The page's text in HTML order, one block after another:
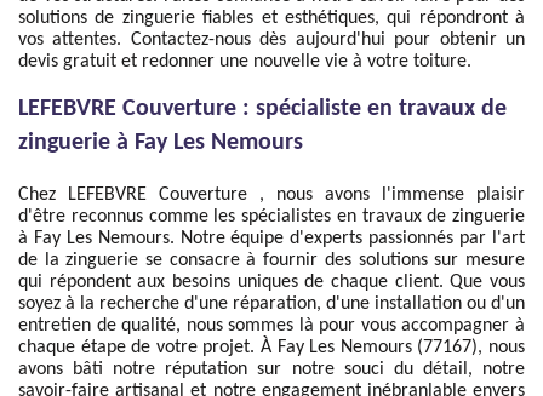
solutions de zinguerie fiables et esthétiques, qui répondront à
vos attentes. Contactez-nous dès aujourd'hui pour obtenir un
devis gratuit et redonner une nouvelle vie à votre toiture.
LEFEBVRE Couverture : spécialiste en travaux de
zinguerie à Fay Les Nemours
Chez LEFEBVRE Couverture , nous avons l'immense plaisir
d'être reconnus comme les spécialistes en travaux de zinguerie
à Fay Les Nemours. Notre équipe d'experts passionnés par l'art
de la zinguerie se consacre à fournir des solutions sur mesure
qui répondent aux besoins uniques de chaque client. Que vous
soyez à la recherche d'une réparation, d'une installation ou d'un
entretien de qualité, nous sommes là pour vous accompagner à
chaque étape de votre projet. À Fay Les Nemours (77167), nous
avons bâti notre réputation sur notre souci du détail, notre
savoir-faire artisanal et notre engagement inébranlable envers